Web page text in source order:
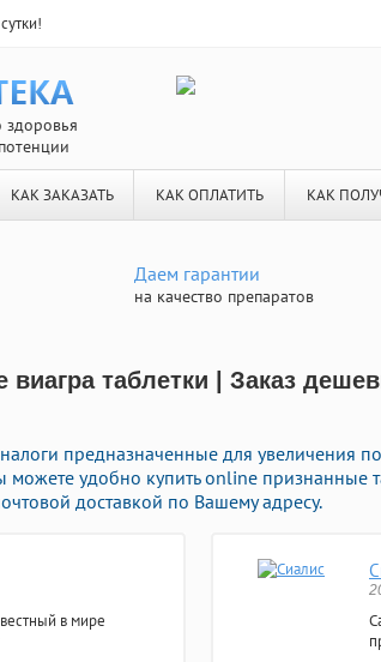
здоровья
КАК ЗАКАЗАТЬ КАК ОПЛАТИТЬ КАК
Даем гарантии
на качество препаратов
виагра таблетки | Заказ
предназначенные для увеличения
можете удобно купить online признанные
доставкой по Вашему адресу.
в мире